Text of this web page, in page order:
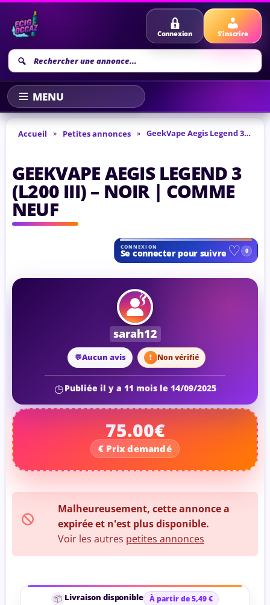
Recherche
annonce
Connexion S'inscrire
Accueil » Petites annonces » GeekVape Aegis Legend 3 (L200 III) – Noir | Comme neuf
GEEKVAPE AEGIS LEGEND 3
(L200 III) – NOIR | COMME
NEUF
sarah12
Aucun avis Non vérifié
Publiée il y a 11 mois le 14/09/2025
75.00€
Malheureusement, cette annonce a
expirée et n'est plus disponible.
Voir les autres petites annonces
📦 Livraison disponible À partir de 5,49 €